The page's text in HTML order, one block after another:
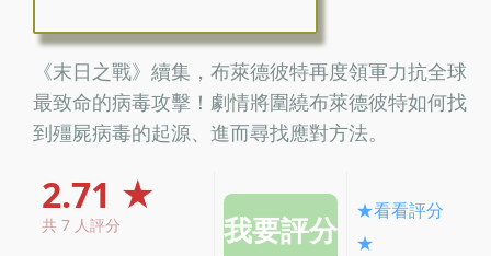
《末日之戰》續集，布萊德彼特再度領軍力抗全球
最致命的病毒攻擊！劇情將圍繞布萊德彼特如何找
到殭屍病毒的起源、進而尋找應對方法。
2.71 ★
共 7 人評分
★看看評分
★